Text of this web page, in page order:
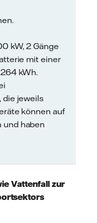
kW, 2 Gänge
mit einer
kWh.
die jeweils
können auf
haben
Vattenfall zur